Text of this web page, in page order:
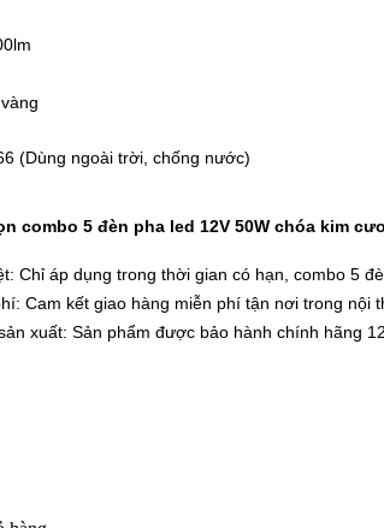
(Dùng ngoài trời, chống nước)
combo 5 đèn pha led 12V 50W chóa kim
Chỉ áp dụng trong thời gian có hạn, combo 5
Cam kết giao hàng miễn phí tận nơi trong nội
xuất: Sản phẩm được bảo hành chính hãng